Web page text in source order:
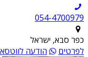
054-4700979
כפר סבא, ישראל
לפרטים
הודעה